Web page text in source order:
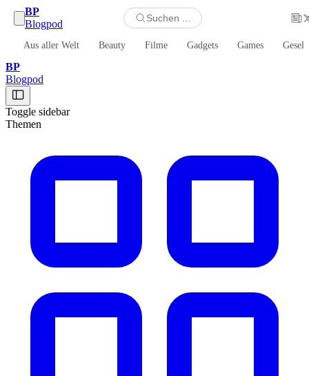
BP
Blogpod
Suchen ...
Aus aller Welt Beauty Filme Gadgets Games
BP
Blogpod
Toggle sidebar
Themen